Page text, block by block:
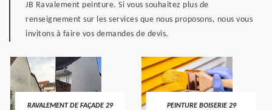
JB Ravalement peinture. Si vous souhaitez plus de
renseignement sur les services que nous proposons, nous vous
invitons à faire vos demandes de devis.
RAVALEMENT DE FAÇADE 29
PEINTURE BOISERIE 29